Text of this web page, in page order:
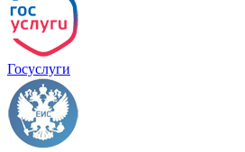
Госуслуги